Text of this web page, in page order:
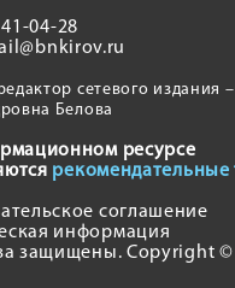
41-04-28
сетевого издания
Белова
ресурсе
рекомендательные
соглашение
информация
защищены. Copyright ©